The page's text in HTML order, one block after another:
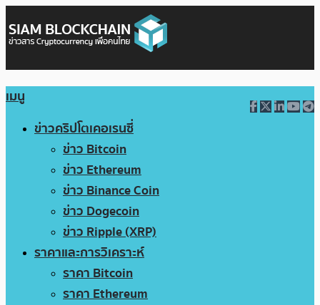
เมนู
ข่าวคริปโตเคอเรนซี่
ข่าว Bitcoin
ข่าว Ethereum
ข่าว Binance Coin
ข่าว Dogecoin
ข่าว Ripple (XRP)
ราคาและการวิเคราะห์
ราคา Bitcoin
ราคา Ethereum